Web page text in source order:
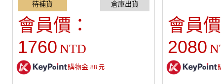
100cm / 寬10cm / 厚1mm，麥克風袋尺寸：
10x8cm
會員價：
1760 NTD
購物金 88元
會員
2080